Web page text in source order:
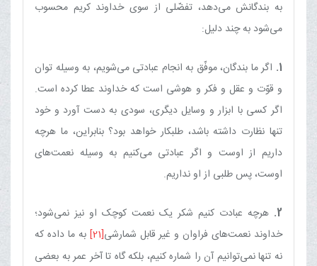
به بندگانش می‌دهد، تفضّلی از سوی خداوند کریم محسوب
می‌شود به چند دلیل:
1. اگر ما بندگان، موفّق به انجام عبادتی می‌شویم، به ‌وسیله توان
و قوّت و عقل و فکر و هوشی است که خداوند عطا کرده است.
اگر کسی با ابزار و وسایل دیگری، سودی به دست آورد و خود
تنها نظارت داشته باشد، طلبکار خواهد بود؟ بنابراین، ما هرچه
داریم از اوست و اگر عبادتی می‌کنیم به ‌وسیله نعمت‌های
اوست، پس طلبی از او نداریم.
2. هرچه عبادت کنیم شکر یک نعمت کوچک او نیز نمی‌شود؛
خداوند نعمت‌های فراوان و غیر قابل شمارشی[21] به ما داده که
نه‌ تنها نمی‌توانیم آن‌ را شماره ‌کنیم، بلکه‌ گاه تا آخر عمر به ‌بعضی